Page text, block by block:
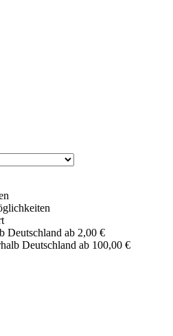
Deutschland ab 2,00 €
Deutschland ab 100,00 €